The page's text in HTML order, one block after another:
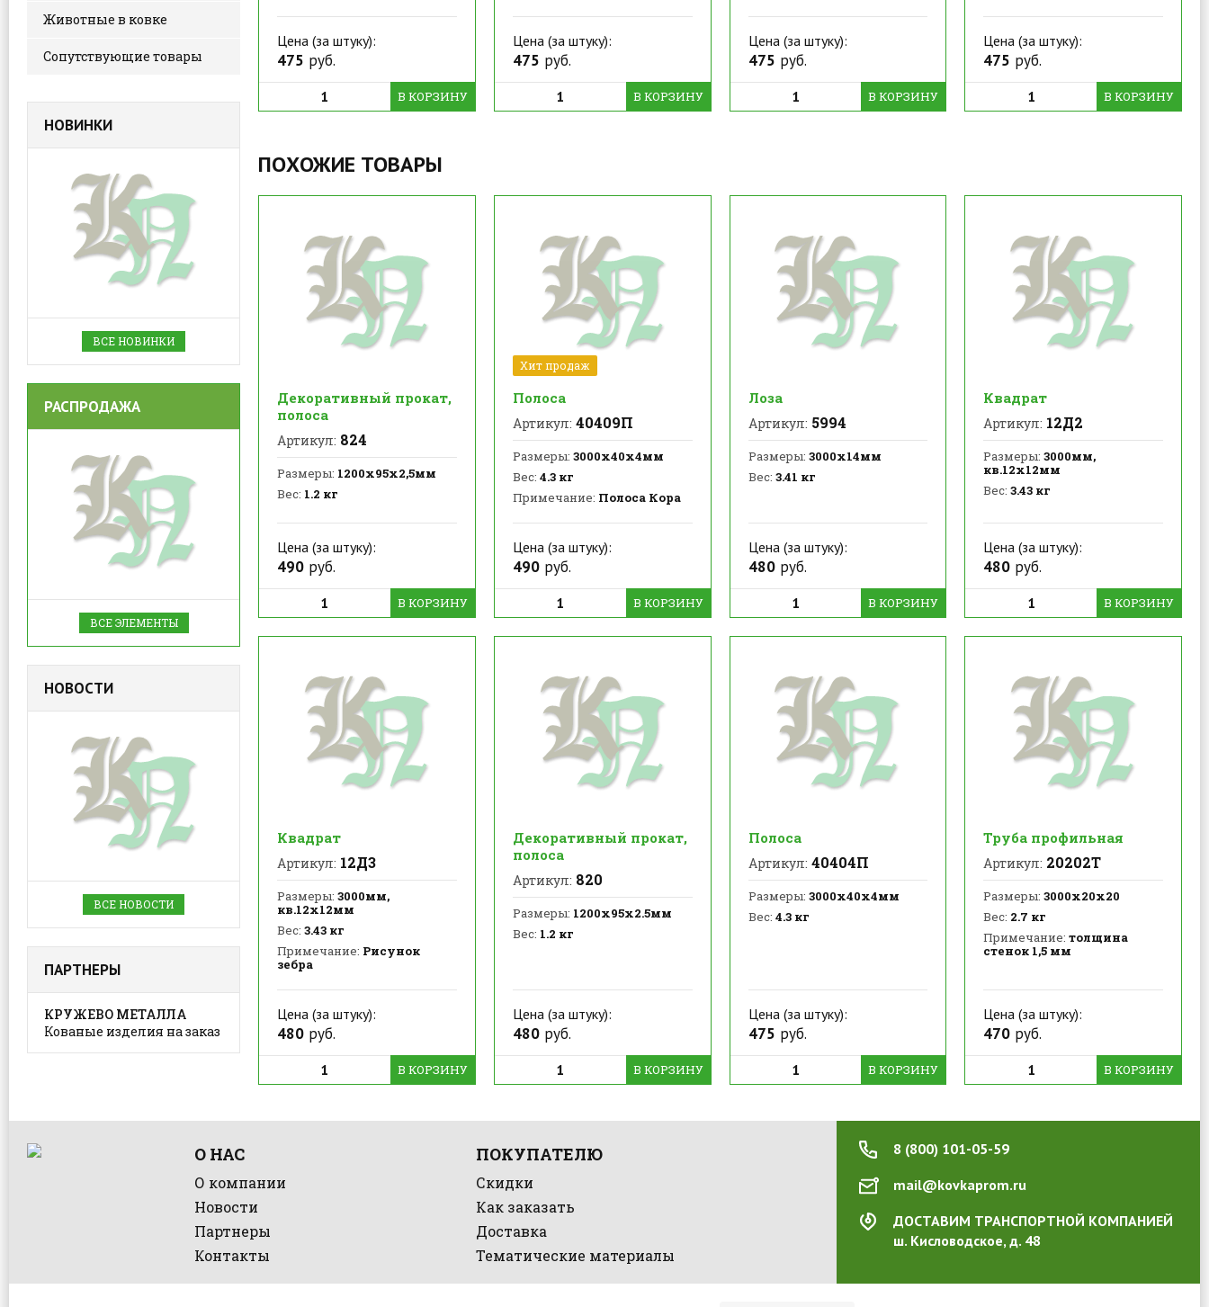
Животные в ковке
Сопутствующие товары
НОВИНКИ
ВСЕ НОВИНКИ
РАСПРОДАЖА
ВСЕ ЭЛЕМЕНТЫ
НОВОСТИ
ВСЕ НОВОСТИ
ПАРТНЕРЫ
КРУЖЕВО МЕТАЛЛА
Кованые изделия на заказ
Цена (за штуку):
475 руб.
В КОРЗИНУ
Цена (за штуку):
475 руб.
В КОРЗИНУ
Цена (за штуку):
475 руб.
В КОРЗИНУ
Цена (за штуку):
475 руб.
В КОРЗИНУ
ПОХОЖИЕ ТОВАРЫ
Декоративный прокат,
полоса
Артикул: 824
Размеры: 1200х95х2,5мм
Вес: 1.2 кг
Цена (за штуку):
490 руб.
В КОРЗИНУ
Хит продаж
Полоса
Артикул: 40409П
Размеры: 3000х40х4мм
Вес: 4.3 кг
Примечание: Полоса Кора
Цена (за штуку):
490руб.
В КОРЗИНУ
Лоза
Артикул: 5994
Размеры: 3000х14мм
Вес: 3.41 кг
Цена (за штуку):
480руб.
В КОРЗИНУ
Квадрат
Артикул: 12Д2
Размеры: 3000мм,
кв.12х12мм
Вес: 3.43 кг
Цена (за штуку):
480 руб.
В КОРЗИНУ
Квадрат
Артикул: 12Д3
Размеры: 3000мм,
кв.12х12мм
Вес: 3.43 кг
Примечание: Рисунок
зебра
Цена (за штуку):
480 руб.
В КОРЗИНУ
Декоративный прокат,
полоса
Артикул: 820
Размеры: 1200х95х2.5мм
Вес: 1.2 кг
Цена (за штуку):
480руб.
В КОРЗИНУ
Полоса
Артикул: 40404П
Размеры: 3000х40х4мм
Вес: 4.3 кг
Цена (за штуку):
475 руб.
В КОРЗИНУ
Труба профильная
Артикул: 20202Т
Размеры: 3000х20х20
Вес: 2.7 кг
Примечание: толщина
стенок 1,5 мм
Цена (за штуку):
470 руб.
В КОРЗИНУ
О НАС
О компании
Новости
Партнеры
Контакты
ПОКУПАТЕЛЮ
Скидки
Как заказать
Доставка
Тематические материалы
8 (800) 101-05-59
mail@kovkaprom.ru
ДОСТАВИМ ТРАНСПОРТНОЙ КОМПАНИЕЙ
ш. Кисловодское, д. 48